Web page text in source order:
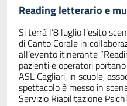
Reading letterario e
Si terrà l’8 luglio l’esito
di Canto Corale in
all’evento itinerante
pazienti e operatori
ASL Cagliari, in scuole,
spettacolo è messo in
Servizio Riabilitazione